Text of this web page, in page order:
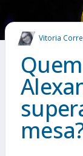
MAIS
Vitoria